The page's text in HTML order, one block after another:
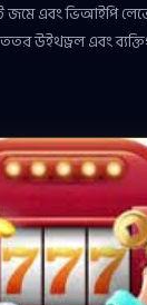
জমে এবং ভিআইপি
উইথড্রল এবং